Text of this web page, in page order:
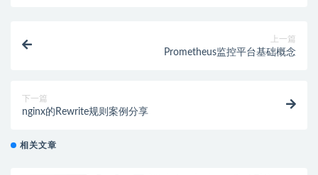
上一篇
Prometheus监控平台基础概念
下一篇
nginx的Rewrite规则案例分享
相关文章